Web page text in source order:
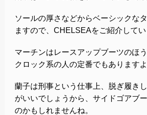
ソールの厚さなどからベーシックな
ますので、CHELSEAをご紹介してい
マーチンはレースアップブーツのほ
クロック系の人の定番でもありますよ
蘭子は刑事という仕事上、脱ぎ履き
がいいでしょうから、サイドゴアブ
のかもしれませんね。